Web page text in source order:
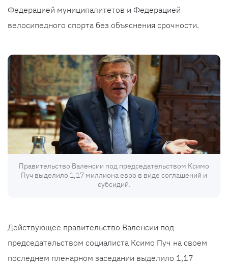
Федерацией муниципалитетов и Федерацией
велосипедного спорта без объяснения срочности.
Правительство Валенсии под председательством Ксимо
Пуч выделило 1,17 миллиона евро в виде соглашений и
субсидий.
Действующее правительство Валенсии под
председательством социалиста Ксимо Пуч на своем
последнем пленарном заседании выделило 1,17